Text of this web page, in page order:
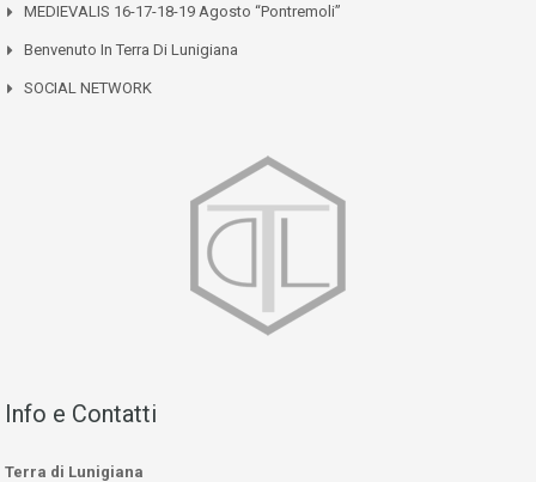
MEDIEVALIS 16-17-18-19 Agosto “Pontremoli”
Benvenuto In Terra Di Lunigiana
SOCIAL NETWORK
Info e Contatti
Terra di Lunigiana